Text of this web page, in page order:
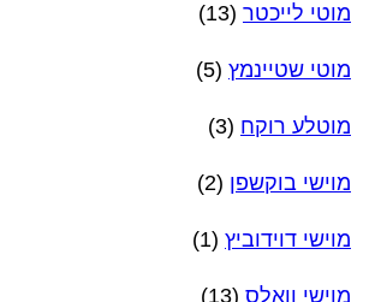
מוטי לייכטר (13)
מוטי שטיינמץ (5)
מוטלע רוקח (3)
מוישי בוקשפן (2)
מוישי דוידוביץ (1)
מוישי וואלס (13)